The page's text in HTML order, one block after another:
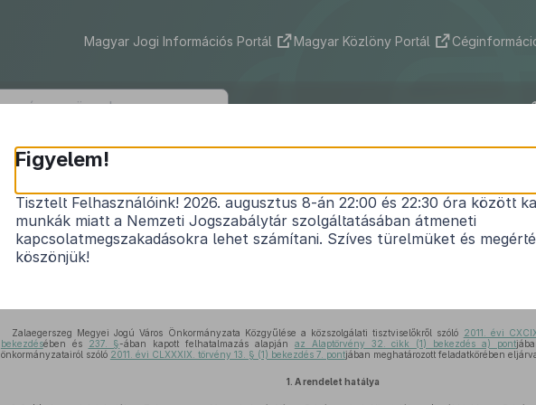
Magyar Jogi Információs Portál Magyar Közlöny Portál
Zalaegerszeg Megyei Jogú Város
Közgyűlésének 23/2023. (VI. 22.)
a közgyűlés hivatalának köztisztviselőit megillető szociális,
egészségügyi juttatásokról és az illetményrendszer egyes
Zalaegerszeg Megyei Jogú Város Önkormányzata Közgyűlése a közszolgálati tisztviselőkről szóló 2011. évi
bekezdésében és 237. §-ában kapott felhatalmazás alapján az Alaptörvény 32. cikk (1) bekezdés a) pont
önkormányzatairól szóló 2011. évi CLXXXIX. törvény 13. § (1) bekezdés 7. pontjában meghatározott feladatkörében
1. A rendelet hatálya
Figyelem!
Tisztelt Felhasználóink! 2026. augusztus 8-án 22:00 és 22:30 óra között
munkák miatt a Nemzeti Jogszabálytár szolgáltatásában átmeneti
kapcsolatmegszakadásokra lehet számítani. Szíves türelmüket és
köszönjük!